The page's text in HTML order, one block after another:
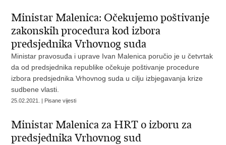
Ministar Malenica: Očekujemo poštivanje
zakonskih procedura kod izbora
predsjednika Vrhovnog suda
Ministar pravosuđa i uprave Ivan Malenica poručio je u četvrtak
da od predsjednika republike očekuje poštivanje procedure
izbora predsjednika Vrhovnog suda u cilju izbjegavanja krize
sudbene vlasti.
25.02.2021. | Pisane vijesti
Ministar Malenica za HRT o izboru za
predsjednika Vrhovnog sud